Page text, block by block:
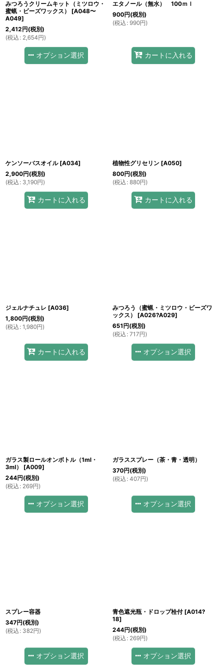
みつろうクリームキット（ミツロウ・
蜜蝋・ビーズワックス）
[A048〜
A049]
2,412円(税別)
(税込 : 2,654円)
オプション選択
エタノール（無水） 100ｍｌ
900円(税別)
(税込 : 990円)
カートに入れる
ケンソーバスオイル [A034]
2,900円(税別)
(税込 : 3,190円)
カートに入れる
植物性グリセリン [A050]
800円(税別)
(税込 : 880円)
カートに入れる
ジェルナチュレ [A036]
1,800円(税別)
(税込 : 1,980円)
カートに入れる
みつろう（蜜蝋・ミツロウ・ビーズワ
ックス）
[A026?A029]
651円(税別)
(税込 : 717円)
オプション選択
ガラス製ロールオンボトル（1ml・
3ml）
[A009]
244円(税別)
(税込 : 269円)
オプション選択
ガラススプレー（茶・青・透明）
370円(税別)
(税込 : 407円)
オプション選択
スプレー容器
347円(税別)
(税込 : 382円)
オプション選択
青色遮光瓶・ドロップ栓付 [A014?
18]
244円(税別)
(税込 : 269円)
オプション選択